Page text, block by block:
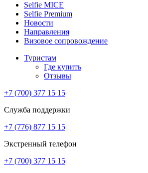
Selfie MICE
Selfie Premium
Новости
Направления
Визовое сопровождение
Туристам
Где купить
Отзывы
+7 (700) 377 15 15
Служба поддержки
+7 (776) 877 15 15
Экстренный телефон
+7 (700) 377 15 15